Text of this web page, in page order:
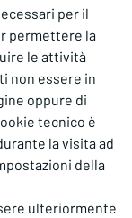
per il
permettere la
le attività
non essere in
oppure di
tecnico è
la visita ad
della
ulteriormente